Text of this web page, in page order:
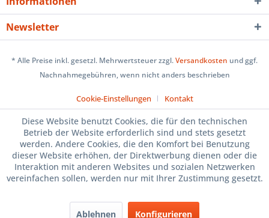
Newsletter
* Alle Preise inkl. gesetzl. Mehrwertsteuer zzgl.Versandkosten und ggf.
Nachnahmegebühren, wenn nicht anders beschrieben
Cookie-Einstellungen Kontakt
Diese Website benutzt Cookies, die für den technischen
Betrieb der Website erforderlich sind und stets gesetzt
werden. Andere Cookies, die den Komfort bei Benutzung
dieser Website erhöhen, der Direktwerbung dienen oder die
Interaktion mit anderen Websites und sozialen Netzwerken
vereinfachen sollen, werden nur mit Ihrer Zustimmung gesetzt.
Ablehnen Konfigurieren